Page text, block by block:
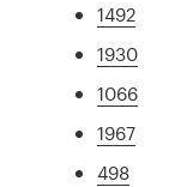
1492
1930
1066
1967
498